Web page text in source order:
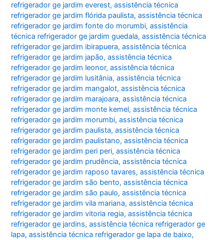
refrigerador ge jardim everest,assistência técnica
refrigerador ge jardim flórida paulista,assistência técnica
refrigerador ge jardim fonte do morumbi,assistência
técnica refrigerador ge jardim guedala,assistência técnica
refrigerador ge jardim ibirapuera,assistência técnica
refrigerador ge jardim japão,assistência técnica
refrigerador ge jardim leonor,assistência técnica
refrigerador ge jardim lusitânia,assistência técnica
refrigerador ge jardim mangalot,assistência técnica
refrigerador ge jardim marajoara,assistência técnica
refrigerador ge jardim monte kemel,assistência técnica
refrigerador ge jardim morumbi,assistência técnica
refrigerador ge jardim paulista,assistência técnica
refrigerador ge jardim paulistano,assistência técnica
refrigerador ge jardim peri peri,assistência técnica
refrigerador ge jardim prudência,assistência técnica
refrigerador ge jardim raposo tavares,assistência técnica
refrigerador ge jardim são bento,assistência técnica
refrigerador ge jardim são paulo,assistência técnica
refrigerador ge jardim vila mariana,assistência técnica
refrigerador ge jardim vitoria regia,assistência técnica
refrigerador ge jardins,assistência técnica refrigerador ge
lapa,assistência técnica refrigerador ge lapa de baixo,